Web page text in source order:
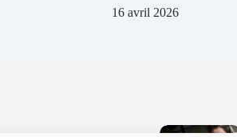
16 avril 2026